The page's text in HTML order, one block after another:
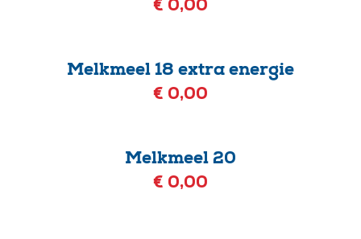
€ 0,00
Melkmeel 18 extra energie
€ 0,00
Melkmeel 20
€ 0,00